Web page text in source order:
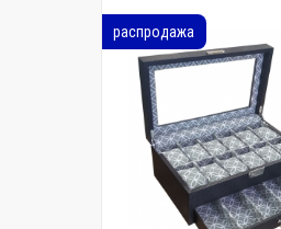
распродажа